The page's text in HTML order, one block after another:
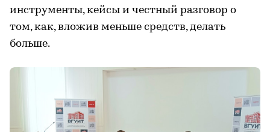
инструменты, кейсы и честный разговор о
том, как, вложив меньше средств, делать
больше.